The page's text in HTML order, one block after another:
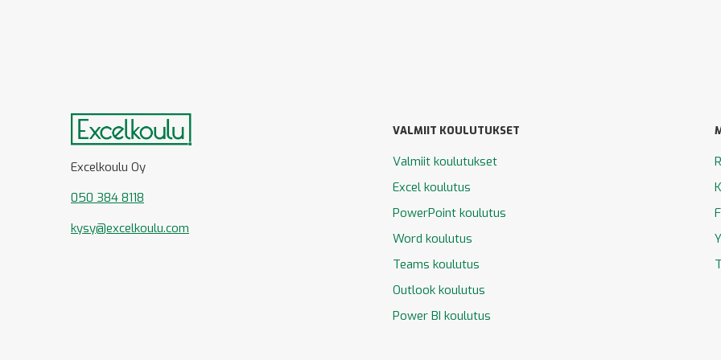
Excelkoulu Oy
050 384 8118
kysy@excelkoulu.com
VALMIIT KOULUTUKSET
Valmiit koulutukset
Excel koulutus
PowerPoint koulutus
Word koulutus
Teams koulutus
Outlook koulutus
Power BI koulutus